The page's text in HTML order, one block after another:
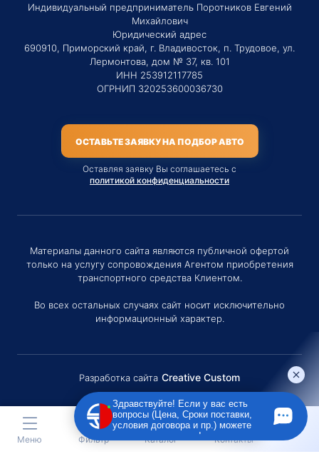
Индивидуальный предприниматель Поротников Евгений
Михайлович
Юридический адрес
690910, Приморский край, г. Владивосток, п. Трудовое, ул.
Лермонтова, дом № 37, кв. 101
ИНН 253912117785
ОГРНИП 320253600036730
ОСТАВЬТЕ ЗАЯВКУ НА ПОДБОР АВТО
Оставляя заявку Вы соглашаетесь с
политикой конфиденциальности
Материалы данного сайта являются публичной офертой
только на услугу сопровождения Агентом приобретения
транспортного средства Клиентом.
Во всех остальных случаях сайт носит исключительно
информационный характер.
Разработка сайта Creative Custom
Меню Фильтр Каталог Контакты
Здравствуйте! Если у вас есть
вопросы (Цена, Сроки поставки,
условия договора и пр.) можете
задать их мне в чат!